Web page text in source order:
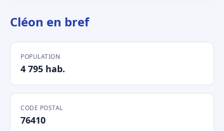
Cléon en bref
POPULATION
4 795 hab.
CODE POSTAL
76410